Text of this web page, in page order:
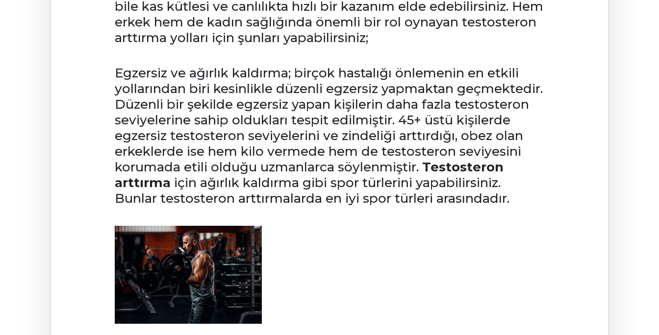
bile kas kütlesi ve canlılıkta hızlı bir kazanım elde edebilirsiniz. Hem
erkek hem de kadın sağlığında önemli bir rol oynayan testosteron
arttırma yolları için şunları yapabilirsiniz;
Egzersiz ve ağırlık kaldırma; birçok hastalığı önlemenin en etkili
yollarından biri kesinlikle düzenli egzersiz yapmaktan geçmektedir.
Düzenli bir şekilde egzersiz yapan kişilerin daha fazla testosteron
seviyelerine sahip oldukları tespit edilmiştir. 45+ üstü kişilerde
egzersiz testosteron seviyelerini ve zindeliği arttırdığı, obez olan
erkeklerde ise hem kilo vermede hem de testosteron seviyesini
korumada etili olduğu uzmanlarca söylenmiştir. Testosteron
arttırma için ağırlık kaldırma gibi spor türlerini yapabilirsiniz.
Bunlar testosteron arttırmalarda en iyi spor türleri arasındadır.